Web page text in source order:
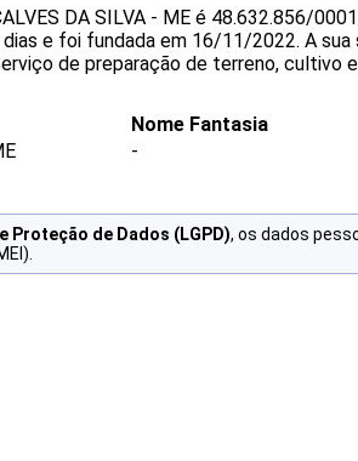
DA SILVA - ME é 48.632.856/
dias e foi fundada em 16/11/2022. A
de preparação de terreno, cultivo
Nome Fantasia
-
Proteção de Dados (LGPD), os dados